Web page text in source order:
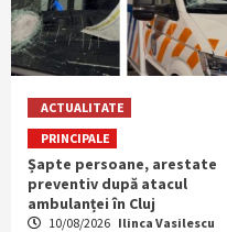
ACTUALITATE
PRINCIPALE
Șapte persoane, arestate
preventiv după atacul
ambulanței în Cluj
10/08/2026 Ilinca Vasilescu